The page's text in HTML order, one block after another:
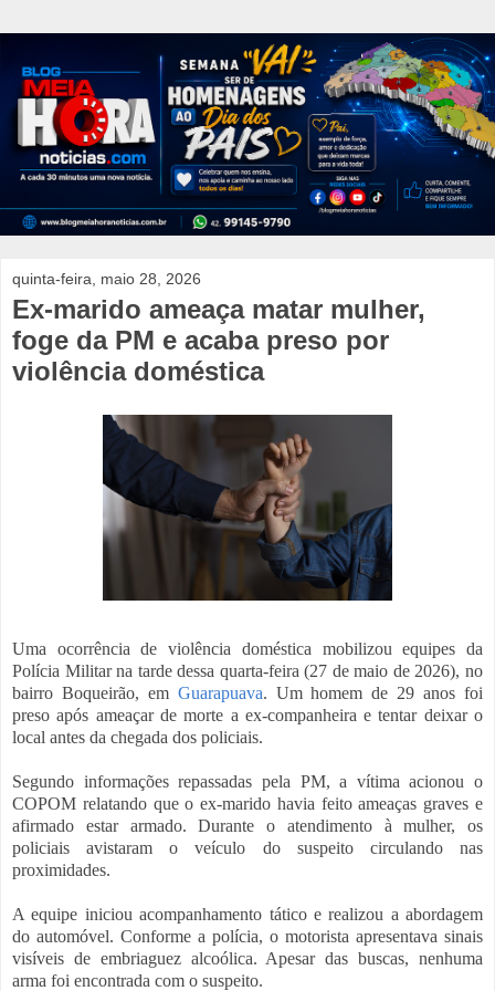
quinta-feira, maio 28, 2026
Ex-marido ameaça matar mulher,
foge da PM e acaba preso por
violência doméstica
Uma ocorrência de violência doméstica mobilizou equipes da
Polícia Militar na tarde dessa quarta-feira (27 de maio de 2026), no
bairro Boqueirão, em Guarapuava. Um homem de 29 anos foi
preso após ameaçar de morte a ex-companheira e tentar deixar o
local antes da chegada dos policiais.
Segundo informações repassadas pela PM, a vítima acionou o
COPOM relatando que o ex-marido havia feito ameaças graves e
afirmado estar armado. Durante o atendimento à mulher, os
policiais avistaram o veículo do suspeito circulando nas
proximidades.
A equipe iniciou acompanhamento tático e realizou a abordagem
do automóvel. Conforme a polícia, o motorista apresentava sinais
visíveis de embriaguez alcoólica. Apesar das buscas, nenhuma
arma foi encontrada com o suspeito.